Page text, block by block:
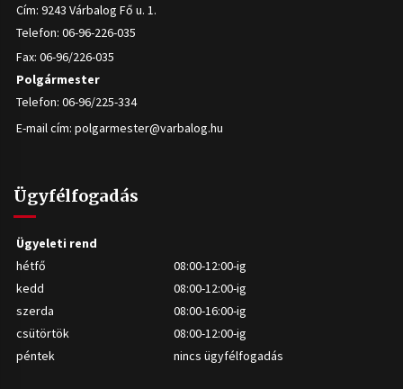
Cím: 9243 Várbalog Fő u. 1.
Telefon: 06-96-226-035
Fax: 06-96/226-035
Polgármester
Telefon: 06-96/225-334
E-mail cím: polgarmester@varbalog.hu
Ügyfélfogadás
Ügyeleti rend
hétfő
08:00-12:00-ig
kedd
08:00-12:00-ig
szerda
08:00-16:00-ig
csütörtök
08:00-12:00-ig
péntek
nincs ügyfélfogadás